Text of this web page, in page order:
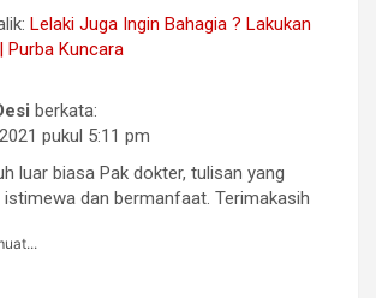
Lelaki Juga Ingin Bahagia ? Lakukan
Purba Kuncara
berkata:
pukul 5:11 pm
luar biasa Pak dokter, tulisan yang
istimewa dan bermanfaat. Terimakasih